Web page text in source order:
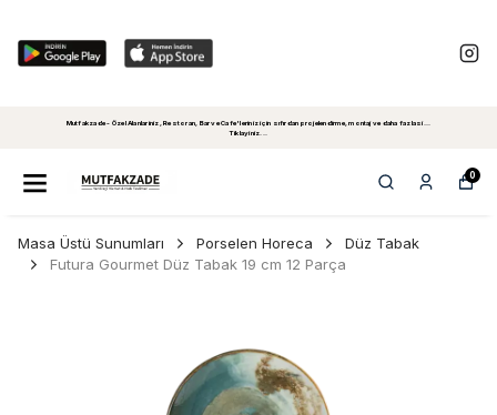
Mutfakzade - Özel Alanlariniz, Restoran, Bar ve Cafe'leriniz için sıfırdan projelendirme, montaj ve daha fazlasi...
Tiklayiniz...
0
Masa Üstü Sunumları Porselen Horeca
Düz Tabak
Futura Gourmet Düz Tabak 19 cm 12 Parça